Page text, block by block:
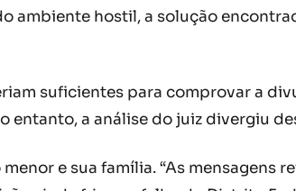
ambiente hostil, a solução
suficientes para comprovar a
entanto, a análise do juiz divergiu
e sua família. “As mensagens